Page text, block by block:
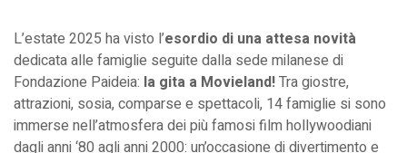
L’estate 2025 ha visto l’esordio di una attesa novità
dedicata alle famiglie seguite dalla sede milanese di
Fondazione Paideia: la gita a Movieland!Tra giostre,
attrazioni, sosia, comparse e spettacoli, 14 famiglie si sono
immerse nell’atmosfera dei più famosi film hollywoodiani
dagli anni ‘80 agli anni 2000: un’occasione di divertimento e